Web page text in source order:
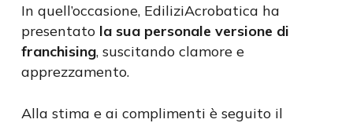
In quell’occasione, EdiliziAcrobatica ha
presentatola sua personale versione di
franchising, suscitando clamore e
apprezzamento.
Alla stima e ai complimenti è seguito il